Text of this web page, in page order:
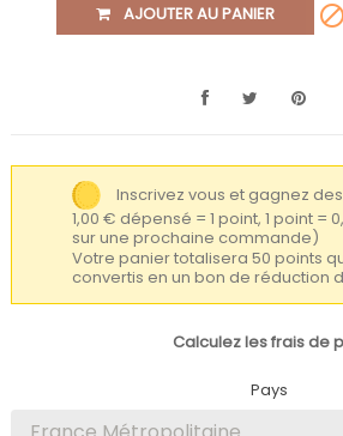
AJOUTER AU PANIER 
Inscrivez vous et gagnez
1,00 € dépensé = 1 point, 1 point =
sur une prochaine commande)
Votre panier totalisera 50 points
convertis en un bon de réduction
Calculez les frais de
Pays